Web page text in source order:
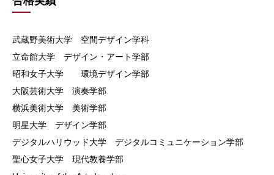
武蔵野美術大学 空間デザイン学科
立命館大学 デザイン・アート学部
昭和女子大学 環境デザイン学部
大阪芸術大学 演奏学部
横浜美術大学 美術学部
明星大学 デザイン学部
デジタルハリウッド大学 デジタルコミュニケーション学部
聖心女子大学 現代教養学部